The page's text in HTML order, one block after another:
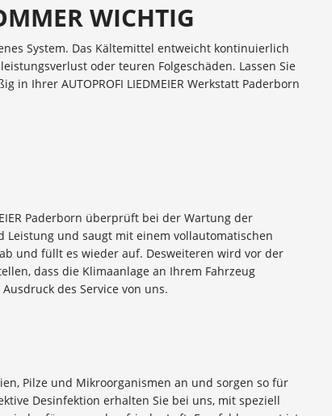
WICHTIG
System. Das Kältemittel entweicht kontinuierlich
oder teuren Folgeschäden. Lassen Sie
Ihrer AUTOPROFI LIEDMEIER Werkstatt Paderborn
Paderborn überprüft bei der Wartung der
Leistung und saugt mit einem vollautomatischen
und füllt es wieder auf. Desweiteren wird vor der
dass die Klimaanlage an Ihrem Fahrzeug
des Service von uns.
Pilze und Mikroorganismen an und sorgen so für
Desinfektion erhalten Sie bei uns, mit speziell